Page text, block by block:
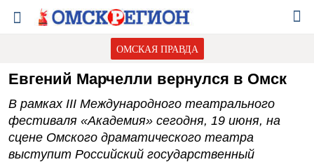
ОМСКАЯ ПРАВДА
Евгений Марчелли вернулся в Омск
В рамках III Международного театрального
фестиваля «Академия» сегодня, 19 июня, на
сцене Омского драматического театра
выступит Российский государственный